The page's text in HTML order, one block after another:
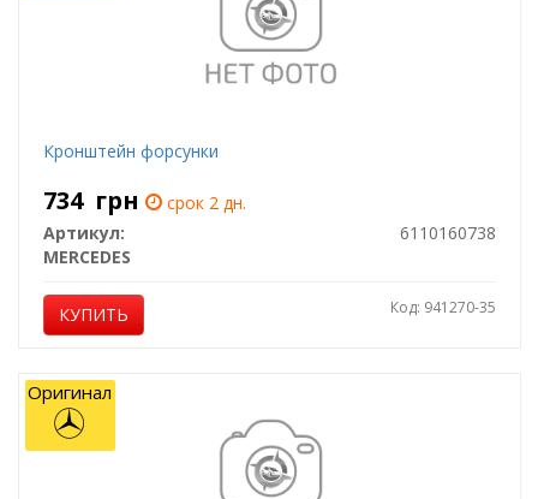
Кронштейн форсунки
734 грн
срок 2 дн.
Артикул:
6110160738
MERCEDES
КУПИТЬ Код: 941270-35
Оригинал